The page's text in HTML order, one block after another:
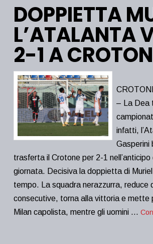
DOPPIETTA
L’ATALANTA
2-1 A
– La Dea
infatti,
Gasperini
trasferta il Crotone per 2-1
giornata. Decisiva la doppietta di
tempo. La squadra nerazzurra, reduce
consecutive, torna alla vittoria e mette
Milan capolista, mentre gli uomini …